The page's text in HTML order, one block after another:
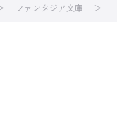
ファンタジア文庫